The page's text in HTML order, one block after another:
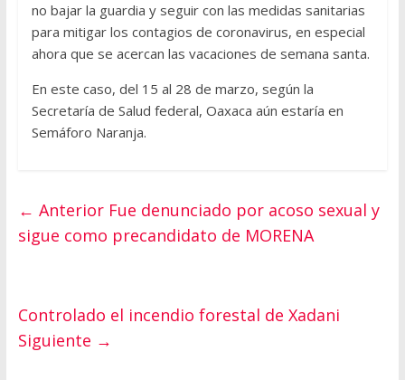
no bajar la guardia y seguir con las medidas sanitarias
para mitigar los contagios de coronavirus, en especial
ahora que se acercan las vacaciones de semana santa.
En este caso, del 15 al 28 de marzo, según la
Secretaría de Salud federal, Oaxaca aún estaría en
Semáforo Naranja.
← AnteriorFue denunciado por acoso sexual y
sigue como precandidato de MORENA
Controlado el incendio forestal de Xadani
Siguiente →